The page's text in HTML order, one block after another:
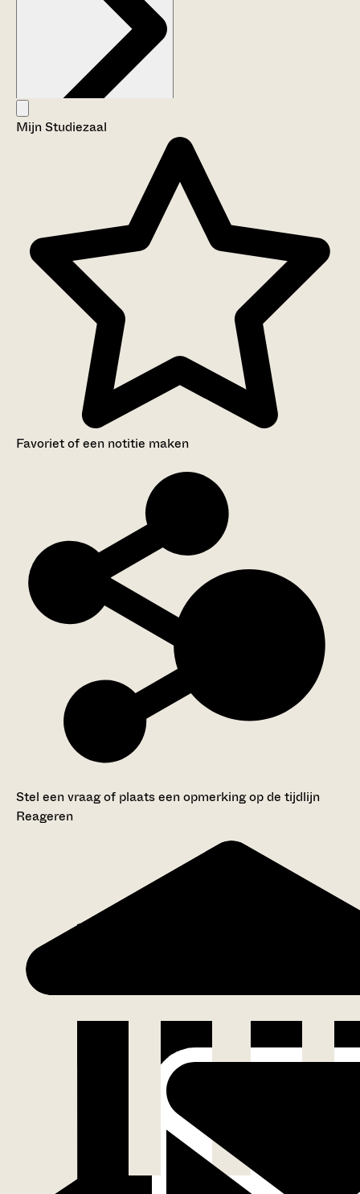
Aanwijzingen voor de gebruiker
Inventaris
Mijn Studiezaal
Favoriet of een notitie maken
Stel een vraag of plaats een opmerking op de tijdlijn
Reageren